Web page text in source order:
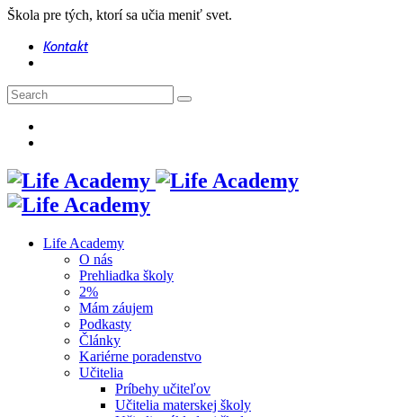
Škola pre tých, ktorí sa učia meniť svet.
Kontakt
Life Academy
O nás
Prehliadka školy
2%
Mám záujem
Podkasty
Články
Kariérne poradenstvo
Učitelia
Príbehy učiteľov
Učitelia materskej školy